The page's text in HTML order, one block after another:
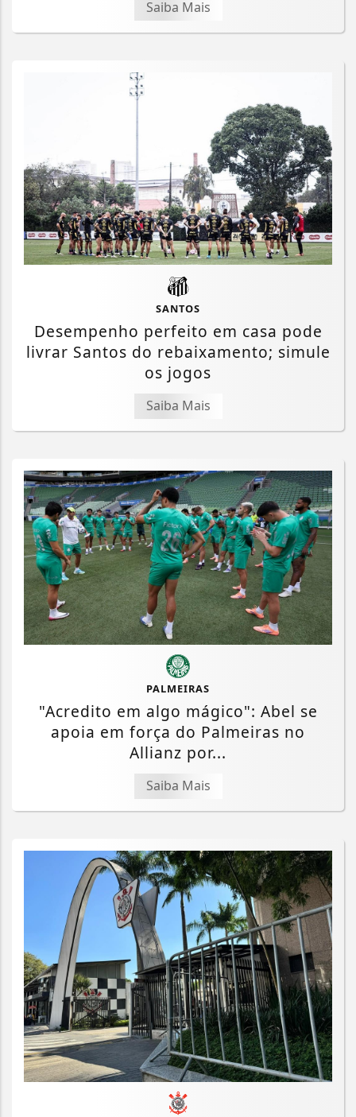
Saiba Mais
SANTOS
Desempenho perfeito em casa pode
livrar Santos do rebaixamento; simule
os jogos
Saiba Mais
PALMEIRAS
"Acredito em algo mágico": Abel se
apoia em força do Palmeiras no
Allianz por...
Saiba Mais